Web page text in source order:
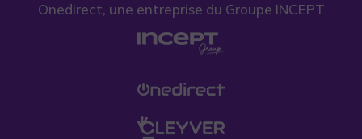
Onedirect, une entreprise du Groupe INCEPT